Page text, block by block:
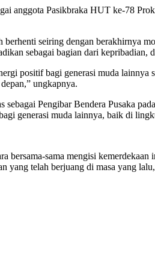
anggota Pasikbraka HUT ke-78
seiring dengan berakhirnya
sebagai bagian dari kepribadian,
positif bagi generasi muda lainnya
ungkapnya.
Pengibar Bendera Pusaka
generasi muda lainnya, baik di
bersama-sama mengisi
yang telah berjuang di masa yang